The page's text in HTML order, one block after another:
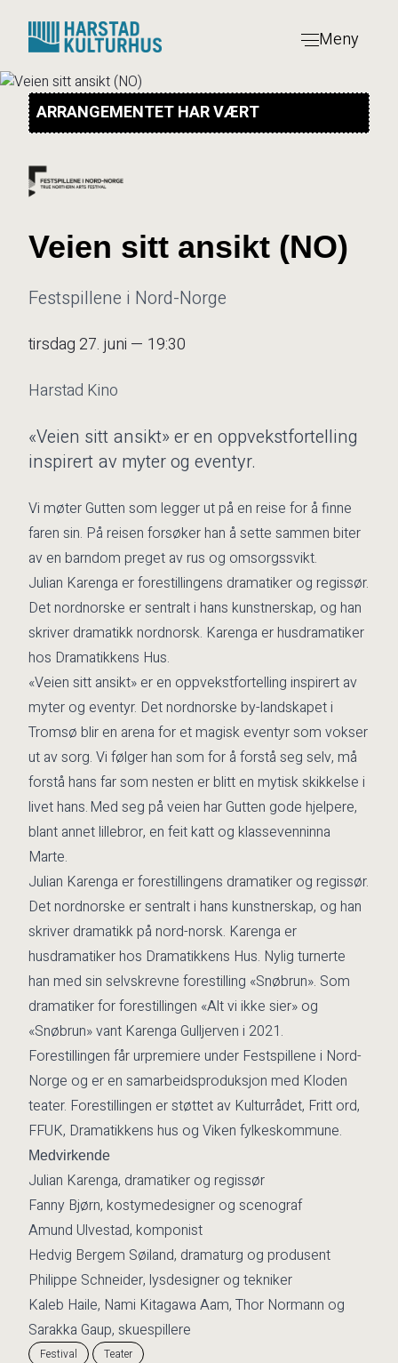
innhold
Meny
ARRANGEMENTET HAR VÆRT
Veien sitt ansikt (NO)
Festspillene i Nord-Norge
tirsdag 27. juni — 19:30
Harstad Kino
«Veien sitt ansikt» er en oppvekstfortelling
inspirert av myter og eventyr.
Vi møter Gutten som legger ut på en reise for å finne
faren sin. På reisen forsøker han å sette sammen biter
av en barndom preget av rus og omsorgssvikt.
Julian Karenga er forestillingens dramatiker og regissør.
Det nordnorske er sentralt i hans kunstnerskap, og han
skriver dramatikk nordnorsk. Karenga er husdramatiker
hos Dramatikkens Hus.
«Veien sitt ansikt» er en oppvekstfortelling inspirert av
myter og eventyr. Det nordnorske by-landskapet i
Tromsø blir en arena for et magisk eventyr som vokser
ut av sorg. Vi følger han som for å forstå seg selv, må
forstå hans far som nesten er blitt en mytisk skikkelse i
livet hans. Med seg på veien har Gutten gode hjelpere,
blant annet lillebror, en feit katt og klassevenninna
Marte.
Julian Karenga er forestillingens dramatiker og regissør.
Det nordnorske er sentralt i hans kunstnerskap, og han
skriver dramatikk på nord-norsk. Karenga er
husdramatiker hos Dramatikkens Hus. Nylig turnerte
han med sin selvskrevne forestilling «Snøbrun». Som
dramatiker for forestillingen «Alt vi ikke sier» og
«Snøbrun» vant Karenga Gulljerven i 2021.
Forestillingen får urpremiere under Festspillene i Nord-
Norge og er en samarbeidsproduksjon med Kloden
teater. Forestillingen er støttet av Kulturrådet, Fritt ord,
FFUK, Dramatikkens hus og Viken fylkeskommune.
Medvirkende
Julian Karenga, dramatiker og regissør
Fanny Bjørn, kostymedesigner og scenograf
Amund Ulvestad, komponist
Hedvig Bergem Søiland, dramaturg og produsent
Philippe Schneider, lysdesigner og tekniker
Kaleb Haile, Nami Kitagawa Aam, Thor Normann og
Sarakka Gaup, skuespillere
Festival Teater